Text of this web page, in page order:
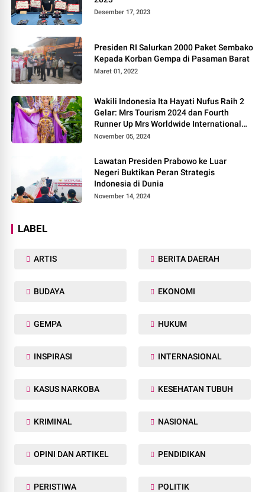
Desember 17, 2023
Presiden RI Salurkan 2000 Paket Sembako
Kepada Korban Gempa di Pasaman Barat
Maret 01, 2022
Wakili Indonesia Ita Hayati Nufus Raih 2
Gelar: Mrs Tourism 2024 dan Fourth
Runner Up Mrs Worldwide International
2024, di Pemilihan Mrs Worldwide 2024
November 05, 2024
Lawatan Presiden Prabowo ke Luar
Negeri Buktikan Peran Strategis
Indonesia di Dunia
November 14, 2024
LABEL
ARTIS BERITA DAERAH
BUDAYA EKONOMI
GEMPA HUKUM
INSPIRASI INTERNASIONAL
KASUS NARKOBA KESEHATAN TUBUH
KRIMINAL NASIONAL
OPINI DAN ARTIKEL PENDIDIKAN
PERISTIWA POLITIK